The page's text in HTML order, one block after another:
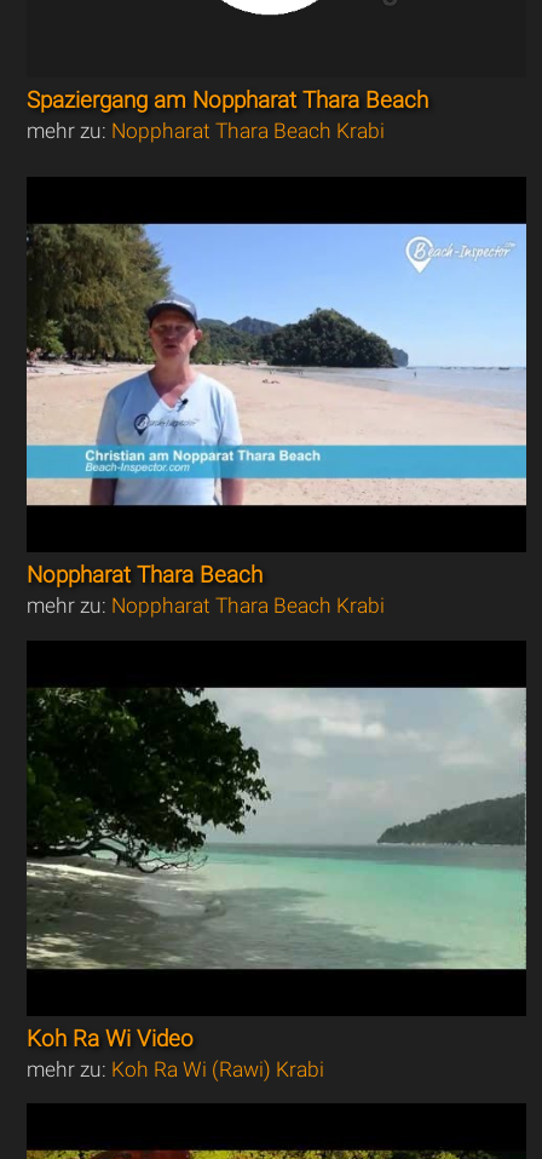
Spaziergang am Noppharat Thara Beach
mehr zu: Noppharat Thara Beach Krabi
Noppharat Thara Beach
mehr zu: Noppharat Thara Beach Krabi
Koh Ra Wi Video
mehr zu: Koh Ra Wi (Rawi) Krabi